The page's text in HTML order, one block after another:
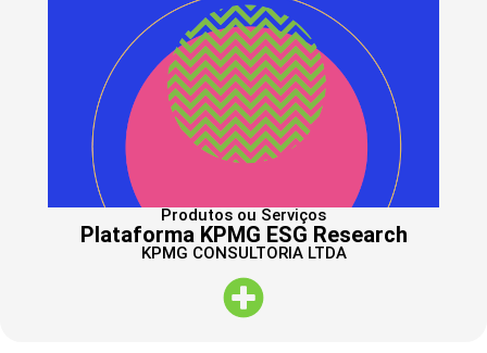
Produtos ou Serviços
Plataforma KPMG ESG Research
KPMG CONSULTORIA LTDA